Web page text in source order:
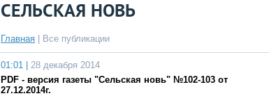
СЕЛЬСКАЯ НОВЬ
Главная Все публикации
01:01 |
28 декабря 2014
PDF - версия газеты "Сельская новь" №102-103 от
27.12.2014г.